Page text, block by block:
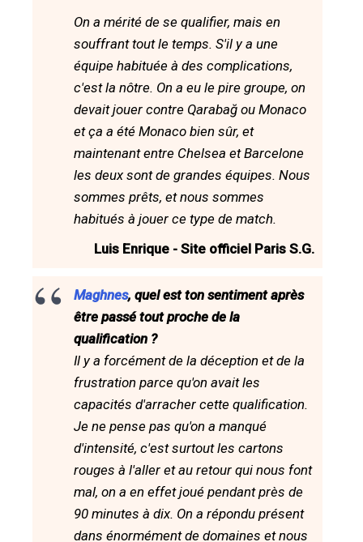
On a mérité de se qualifier, mais en
souffrant tout le temps. S'il y a une
équipe habituée à des complications,
c'est la nôtre. On a eu le pire groupe, on
devait jouer contre Qarabağ ou Monaco
et ça a été Monaco bien sûr, et
maintenant entre Chelsea et Barcelone
les deux sont de grandes équipes. Nous
sommes prêts, et nous sommes
habitués à jouer ce type de match.
Luis Enrique - Site officiel Paris S.G.
Maghnes, quel est ton sentiment après
être passé tout proche de la
qualification ?
Il y a forcément de la déception et de la
frustration parce qu'on avait les
capacités d'arracher cette qualification.
Je ne pense pas qu'on a manqué
d'intensité, c'est surtout les cartons
rouges à l'aller et au retour qui nous font
mal, on a en effet joué pendant près de
90 minutes à dix. On a répondu présent
dans énormément de domaines et nous